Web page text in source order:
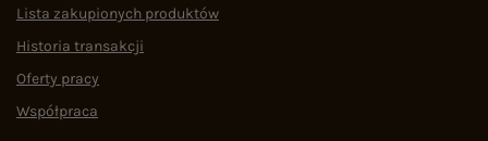
Lista zakupionych produktów
Historia transakcji
Oferty pracy
Współpraca